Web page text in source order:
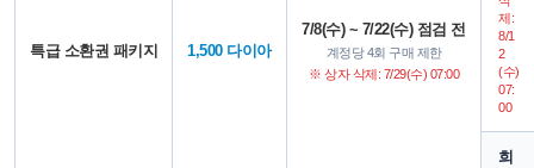
특급 소환권 패키지 1,500 다이아
7/8(수) ~ 7/22(수) 점검 전
계정당 4회 구매 제한
※ 상자 삭제: 7/29(수) 07:00
제:
8/1
2
(수)
07:
00
희